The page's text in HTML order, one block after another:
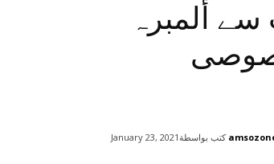
سے ألمبرہ
January 23, 2021كتب بواسطة